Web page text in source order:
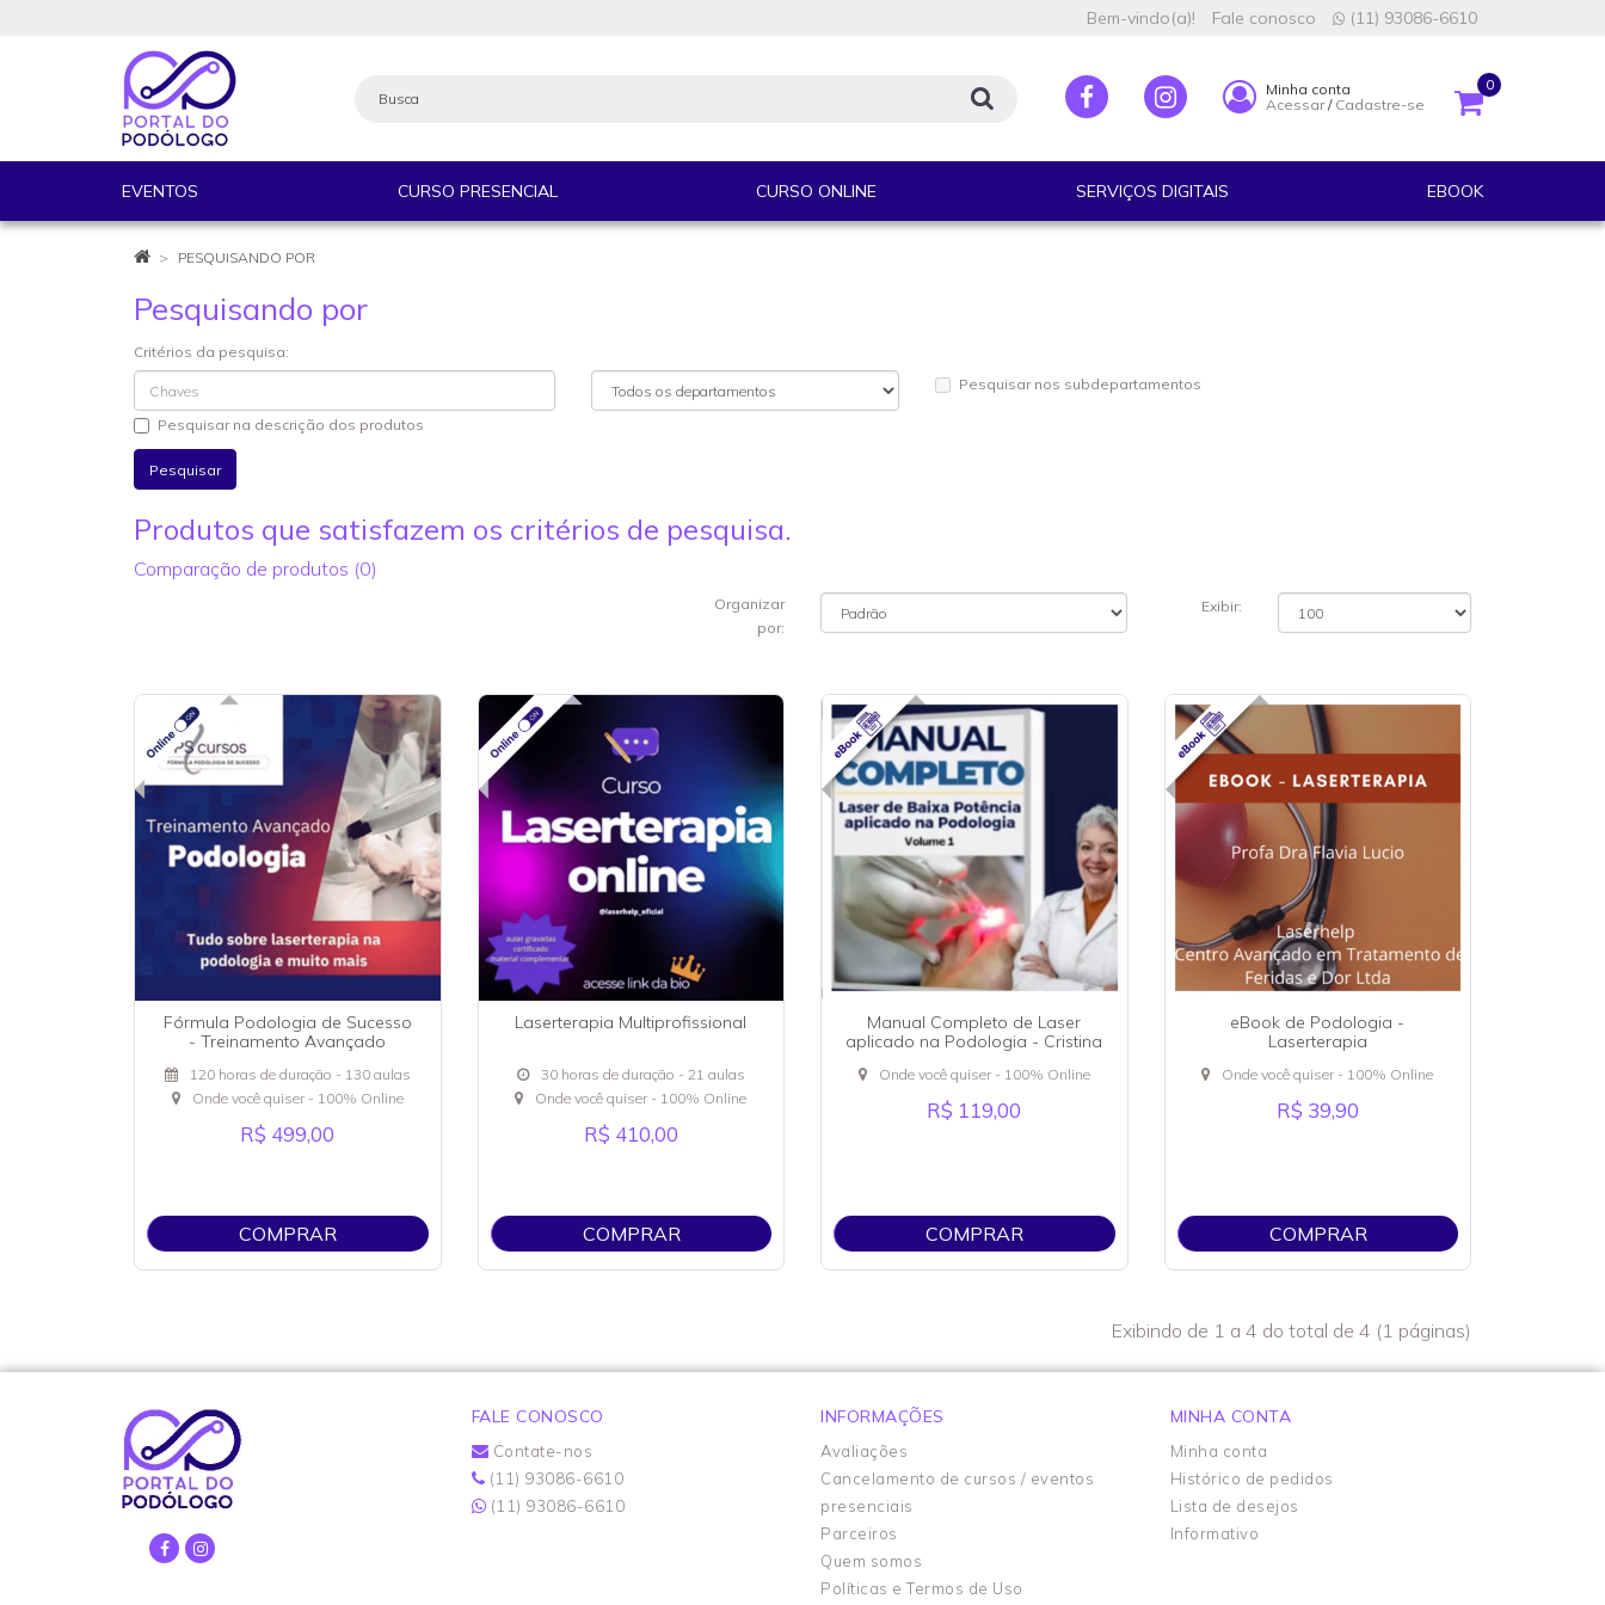
Bem-vindo(a)! Fale conosco (11) 93086-6610
Minha conta
Acessar/ Cadastre-se
0
EVENTOS CURSO PRESENCIAL CURSO ONLINE SERVIÇOS DIGITAIS EBOOK
PESQUISANDO POR
Pesquisando por
Critérios da pesquisa:
Pesquisar nos subdepartamentos
Pesquisar na descrição dos produtos
Produtos que satisfazem os critérios de pesquisa.
Comparação de produtos (0)
Organizar
por:
Exibir:
Fórmula Podologia de Sucesso
- Treinamento Avançado
120 horas de duração - 130 aulas
Onde você quiser - 100% Online
R$ 499,00
COMPRAR
Laserterapia Multiprofissional
30 horas de duração - 21 aulas
Onde você quiser - 100% Online
R$ 410,00
COMPRAR
Manual Completo de Laser
aplicado na Podologia - Cristina
Onde você quiser - 100% Online
R$ 119,00
COMPRAR
eBook de Podologia -
Laserterapia
Onde você quiser - 100% Online
R$ 39,90
COMPRAR
Exibindo de 1 a 4 do total de 4 (1 páginas)
FALE CONOSCO
Contate-nos
(11) 93086-6610
(11) 93086-6610
INFORMAÇÕES
Avaliações
Cancelamento de cursos / eventos
presenciais
Parceiros
Quem somos
Políticas e Termos de Uso
MINHA CONTA
Minha conta
Histórico de pedidos
Lista de desejos
Informativo